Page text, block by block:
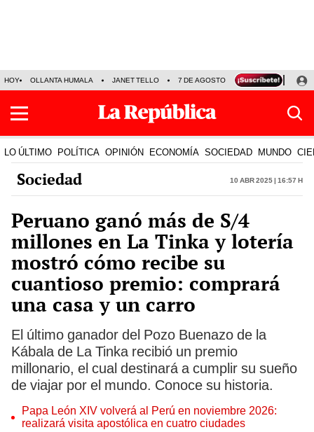
HOY OLLANTA HUMALA JANET TELLO 7 DE AGOSTO TINKA RESULTADOS
LO ÚLTIMO POLÍTICA OPINIÓN ECONOMÍA SOCIEDAD MUNDO
Sociedad 10 Abr 2025 | 16:57 h
Peruano ganó más de S/4
millones en La Tinka y lotería
mostró cómo recibe su
cuantioso premio: comprará
una casa y un carro
El último ganador del Pozo Buenazo de la
Kábala de La Tinka recibió un premio
millonario, el cual destinará a cumplir su sueño
de viajar por el mundo. Conoce su historia.
Papa León XIV volverá al Perú en noviembre 2026:
realizará visita apostólica en cuatro ciudades